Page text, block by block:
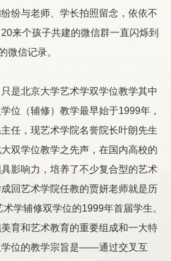
纷与老师、学长拍照留念，依依不
20来个孩子共建的微信群一直闪烁到
微信记录。
是北京大学艺术学双学位教学其中
位（辅修）教学最早始于1999年，
任，现艺术学院名誉院长叶朗先生
双学位教学之先声，在国内高校的
影响力，培养了不少复合型的艺术
回艺术学院任教的贾妍老师就是历
术学辅修双学位的1999年首届学生。
育和艺术教育的重要组成和一大特
学位的教学宗旨是——通过交叉互